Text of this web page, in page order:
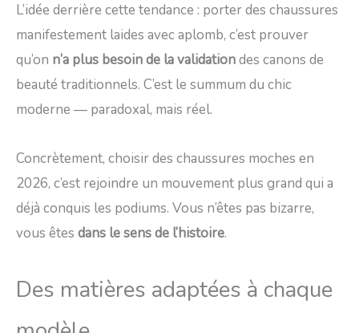
L’idée derrière cette tendance : porter des chaussures
manifestement laides avec aplomb, c’est prouver
qu’on n’a plus besoin de la validationdes canons de
beauté traditionnels. C’est le summum du chic
moderne — paradoxal, mais réel.
Concrètement, choisir des chaussures moches en
2026, c’est rejoindre un mouvement plus grand qui a
déjà conquis les podiums. Vous n’êtes pas bizarre,
vous êtes dans le sens de l’histoire.
Des matières adaptées à chaque